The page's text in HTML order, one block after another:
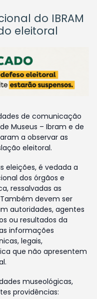
do IBRAM
eleitoral
de comunicação
Museus – Ibram e de
a observar as
eleitoral.
eleições, é vedada a
dos órgãos e
ressalvadas as
devem ser
autoridades, agentes
ou resultados da
informações
legais,
que não apresentem
museológicas,
providências: